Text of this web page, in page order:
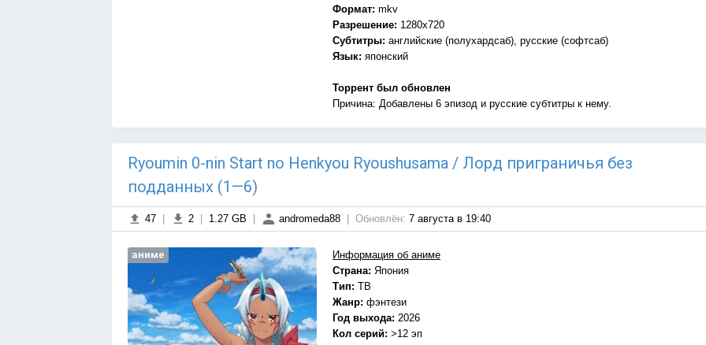
Формат: mkv
Разрешение: 1280x720
Субтитры: английские (полухардсаб), русские (софтсаб)
Язык: японский
Торрент был обновлен
Причина: Добавлены 6 эпизод и русские субтитры к нему.
Ryoumin 0-nin Start no Henkyou Ryoushusama / Лорд приграничья без
подданных (1—6)
47 2 1.27 GB andromeda88 Обновлён: 7 августа в 19:40
аниме
Информация об аниме
Страна: Япония
Тип: ТВ
Жанр: фэнтези
Год выхода: 2026
Кол серий: >12 эп